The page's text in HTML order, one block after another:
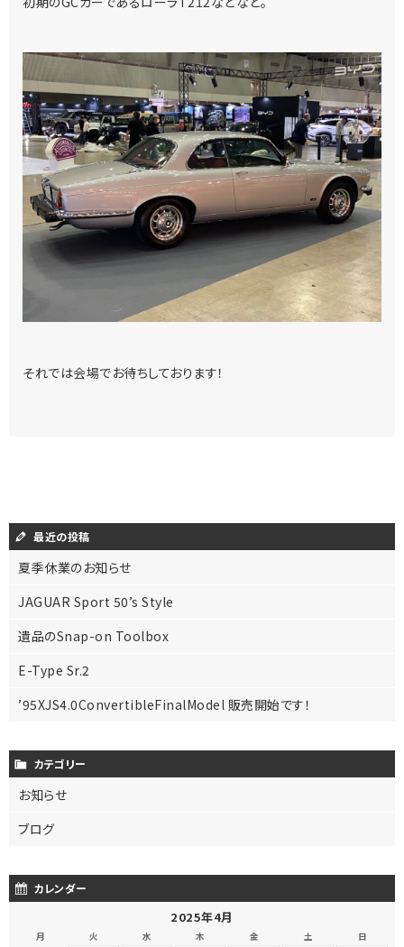
それでは会場でお待ちしております！
最近の投稿
夏季休業のお知らせ
JAGUAR Sport 50’s Style
遺品のSnap-on Toolbox
E-Type Sr.2
’95XJS4.0ConvertibleFinalModel 販売開始です！
カテゴリー
お知らせ
ブログ
カレンダー
2025年4月
月 火 水 木 金 土 日